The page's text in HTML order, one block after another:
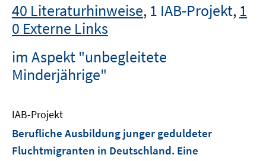
40 Literaturhinweise, 1 IAB-Projekt, 1
0 Externe Links
im Aspekt "unbegleitete
Minderjährige"
IAB-Projekt
Berufliche Ausbildung junger geduldeter
Fluchtmigranten in Deutschland. Eine